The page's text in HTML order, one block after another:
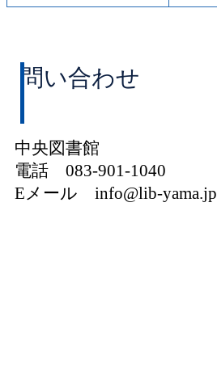
問い合わせ
中央図書館
電話 083-901-1040
Eメール info@lib-yama.jp